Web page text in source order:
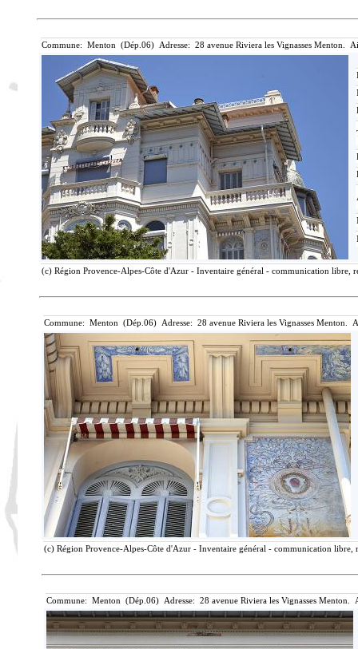
Commune: Menton (Dép.06) Adresse: 28 avenue Riviera les Vignasses Menton.
(c) Région Provence-Alpes-Côte d'Azur - Inventaire général - communication libre,
Commune: Menton (Dép.06) Adresse: 28 avenue Riviera les Vignasses Menton.
(c) Région Provence-Alpes-Côte d'Azur - Inventaire général - communication libre,
Commune: Menton (Dép.06) Adresse: 28 avenue Riviera les Vignasses